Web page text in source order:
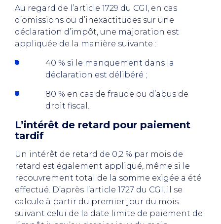
Au regard de l’article 1729 du CGI, en cas
d’omissions ou d’inexactitudes sur une
déclaration d’impôt, une majoration est
appliquée de la manière suivante :
40 % si le manquement dans la
déclaration est délibéré ;
80 % en cas de fraude ou d’abus de
droit fiscal.
L’intérêt de retard pour paiement
tardif
Un intérêt de retard de 0,2 % par mois de
retard est également appliqué, même si le
recouvrement total de la somme exigée a été
effectué. D’après l’article 1727 du CGI, il se
calcule à partir du premier jour du mois
suivant celui de la date limite de paiement de